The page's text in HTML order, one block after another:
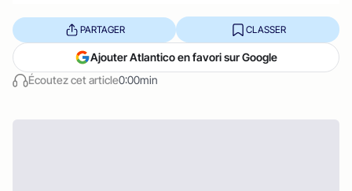
Écoutez cet article0:00min
PARTAGER CLASSER
Ajouter Atlantico en favori sur Google